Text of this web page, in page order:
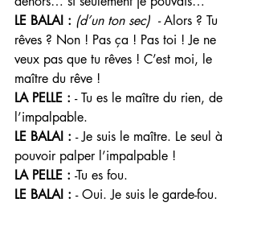
LE BALAI : (d’un ton sec)  - Alors ? Tu
rêves ? Non ! Pas ça ! Pas toi ! Je ne
veux pas que tu rêves ! C’est moi, le
maître du rêve !
LA PELLE : - Tu es le maître du rien, de
l’impalpable.
LE BALAI : - Je suis le maître. Le seul à
pouvoir palper l’impalpable !
LA PELLE : -Tu es fou.
LE BALAI : - Oui. Je suis le garde-fou.